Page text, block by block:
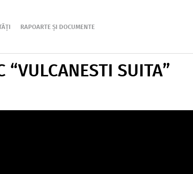
RAPOARTE ȘI DOCUMENTE
“VULCANESTI SUITA”